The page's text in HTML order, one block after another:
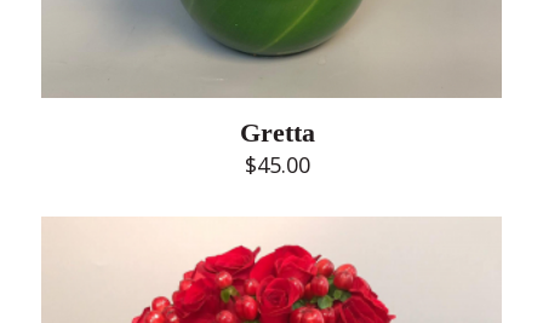
Gretta
$45.00